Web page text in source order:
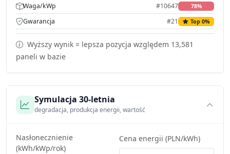
Waga/kWp #10647 78%
Gwarancja #21 Top 0%
Wyższy wynik = lepsza pozycja względem 13,581
paneli w bazie
Symulacja 30-letnia
degradacja, produkcja energii, wartość
Nasłonecznienie
(kWh/kWp/rok)
Cena energii (PLN/kWh)